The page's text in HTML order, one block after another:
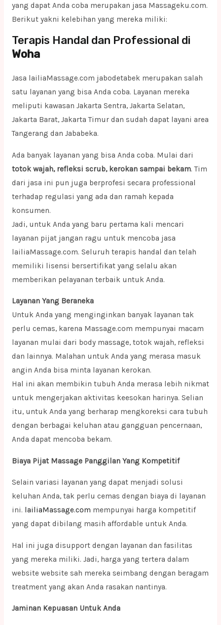
yang dapat Anda coba merupakan jasa Massageku.com.
Berikut yakni kelebihan yang mereka miliki:
Terapis Handal dan Professional di
Woha
Jasa lailiaMassage.com jabodetabek merupakan salah
satu layanan yang bisa Anda coba. Layanan mereka
meliputi kawasan Jakarta Sentra, Jakarta Selatan,
Jakarta Barat, Jakarta Timur dan sudah dapat layani area
Tangerang dan Jababeka.
Ada banyak layanan yang bisa Anda coba. Mulai dari
totok wajah, refleksi scrub, kerokan sampai bekam. Tim
dari jasa ini pun juga berprofesi secara professional
terhadap regulasi yang ada dan ramah kepada
konsumen.
Jadi, untuk Anda yang baru pertama kali mencari
layanan pijat jangan ragu untuk mencoba jasa
lailiaMassage.com. Seluruh terapis handal dan telah
memiliki lisensi bersertifikat yang selalu akan
memberikan pelayanan terbaik untuk Anda.
Layanan Yang Beraneka
Untuk Anda yang menginginkan banyak layanan tak
perlu cemas, karena Massage.com mempunyai macam
layanan mulai dari body massage, totok wajah, refleksi
dan lainnya. Malahan untuk Anda yang merasa masuk
angin Anda bisa minta layanan kerokan.
Hal ini akan membikin tubuh Anda merasa lebih nikmat
untuk mengerjakan aktivitas keesokan harinya. Selian
itu, untuk Anda yang berharap mengkoreksi cara tubuh
dengan berbagai keluhan atau gangguan pencernaan,
Anda dapat mencoba bekam.
Biaya Pijat Massage Panggilan Yang Kompetitif
Selain variasi layanan yang dapat menjadi solusi
keluhan Anda, tak perlu cemas dengan biaya di layanan
ini. lailiaMassage.com mempunyai harga kompetitif
yang dapat dibilang masih affordable untuk Anda.
Hal ini juga disupport dengan layanan dan fasilitas
yang mereka miliki. Jadi, harga yang tertera dalam
website website sah mereka seimbang dengan beragam
treatment yang akan Anda rasakan nantinya.
Jaminan Kepuasan Untuk Anda